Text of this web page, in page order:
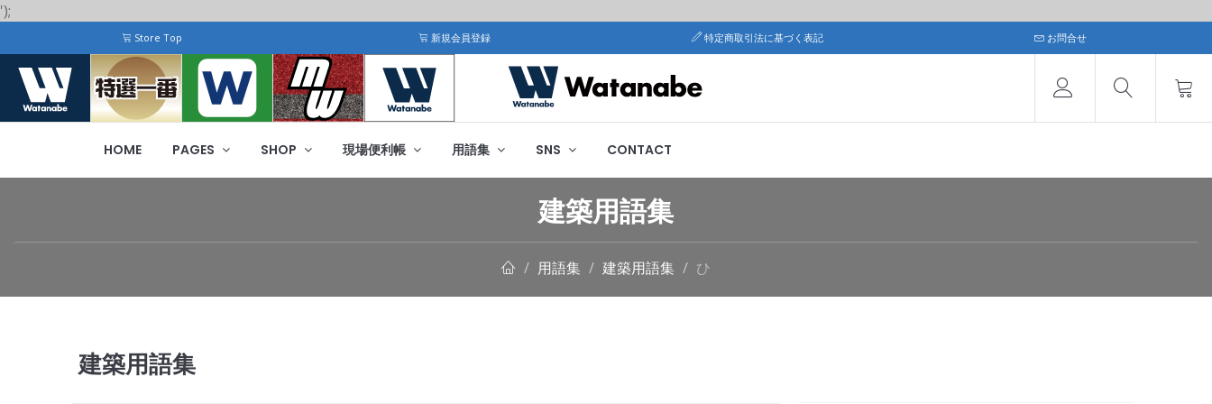
');
Store Top 新規会員登録 特定商取引法に基づく表記 お問合せ
HOME PAGES SHOP 現場便利帳 用語集 SNS CONTACT
建築用語集
用語集 建築用語集 ひ
建築用語集